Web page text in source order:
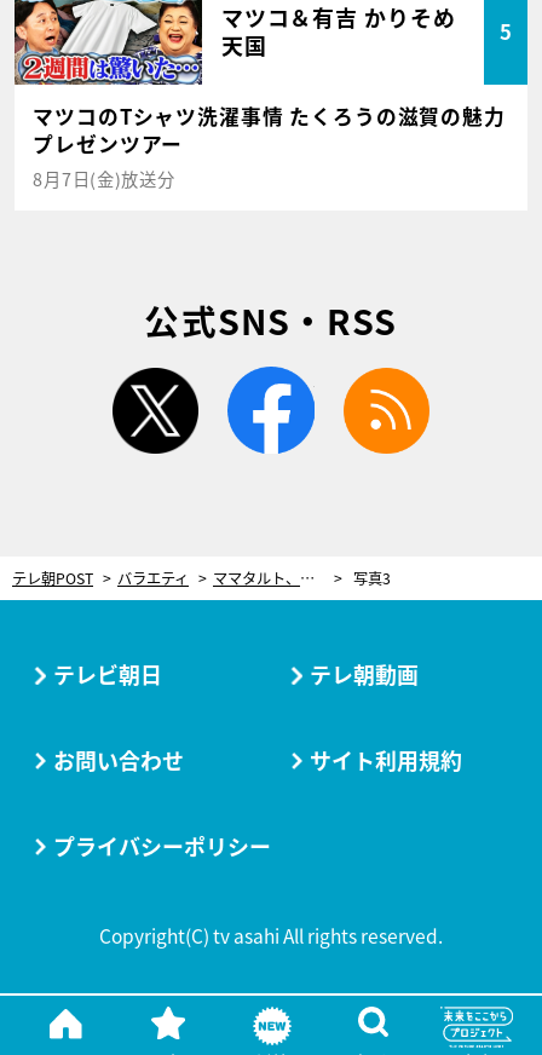
マツコ＆有吉 かりそめ
天国
5
マツコのTシャツ洗濯事情 たくろうの滋賀の魅力
プレゼンツアー
8月7日(金)放送分
公式SNS・RSS
twitter facebook
テレ朝POST バラエティ ママタルト、M-1決勝で“最下位になった理由”を自ら解説。異変はすでに前日から…「様子がおかしかった」 写真3
テレビ朝日 テレ朝動画
お問い合わせ サイト利用規約
プライバシーポリシー
Copyright(C) tv asahi All rights reserved.